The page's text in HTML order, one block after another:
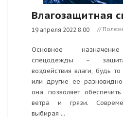
Влагозащитная
19 апреля 2022 8:00 //
Основное
спецодежды –
воздействия влаги, будь
или другие ее
она позволяет
ветра и грязи.
выбирая ...